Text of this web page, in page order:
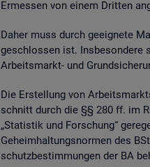
Er­mes­sen von einem Drit­ten
Daher muss durch ge­eig­ne­te
ge­schlos­sen ist. Ins­be­son­de­re
Ar­beits­markt- und
Die Er­stel­lung von
schnitt durch die §§ 280 ff. im
„Sta­tis­tik und For­schung“
Ge­heim­hal­tungs­nor­men des
schutz­be­stim­mun­gen der BA